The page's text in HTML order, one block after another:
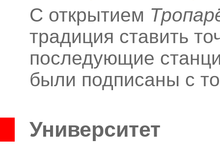
С открытием
традиция ставить
последующие
были подписаны с
Университет